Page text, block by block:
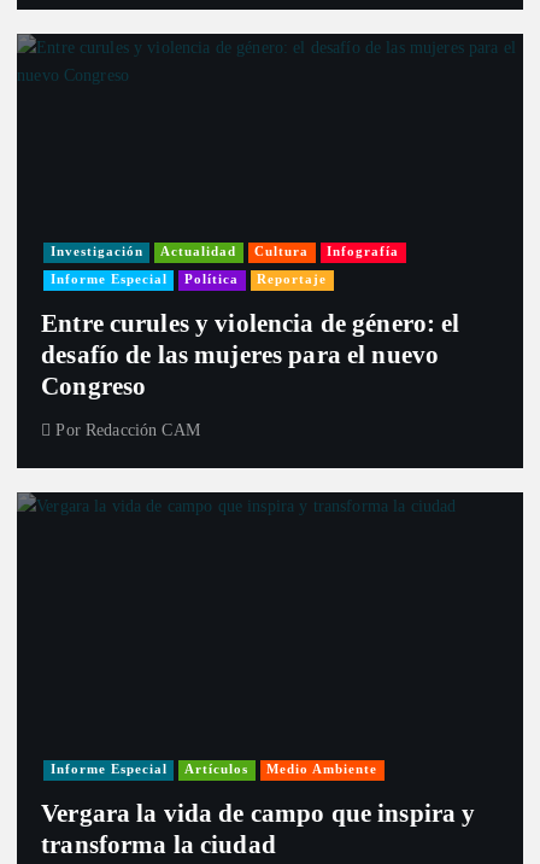
Investigación Actualidad Cultura Infografía
Informe Especial Política Reportaje
Entre curules y violencia de género: el
desafío de las mujeres para el nuevo
Congreso
Por Redacción CAM
Informe Especial Artículos Medio Ambiente
Vergara la vida de campo que inspira y
transforma la ciudad